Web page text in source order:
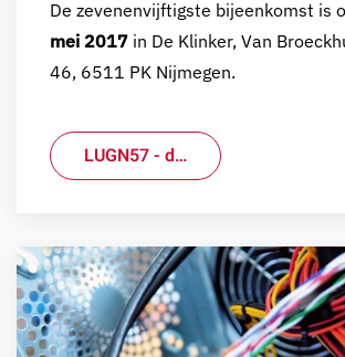
De zevenenvijftigste bijeenkomst is
mei 2017 in De Klinker, Van
46, 6511 PK Nijmegen.
LUGN57 - d…